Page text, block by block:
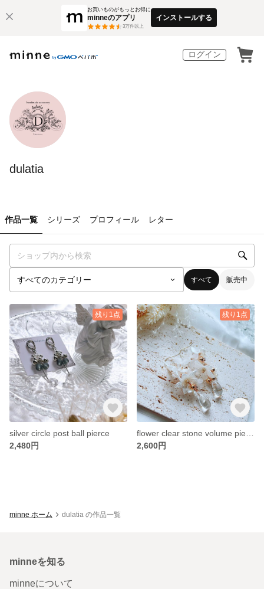
お買いものがもっとお得に
minneのアプリ
3万件以上
インストールする
ログイン
dulatia
作品一覧 シリーズ プロフィール レター
すべて 販売中
残り1点
silver circle post ball pierce
2,480円
残り1点
2,600円
minne ホーム dulatia の作品一覧
minneを知る
minneについて